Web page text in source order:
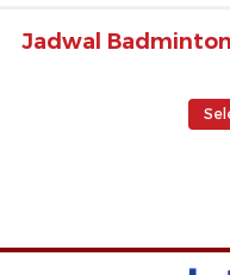
Jadwal Badminton